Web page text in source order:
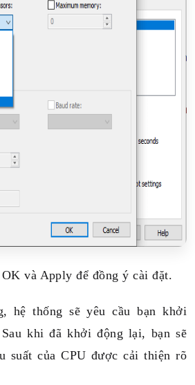
và Apply để đồng ý cài đặt.
hệ thống sẽ yêu cầu bạn khởi
khi đã khởi động lại, bạn sẽ
suất của CPU được cải thiện rõ